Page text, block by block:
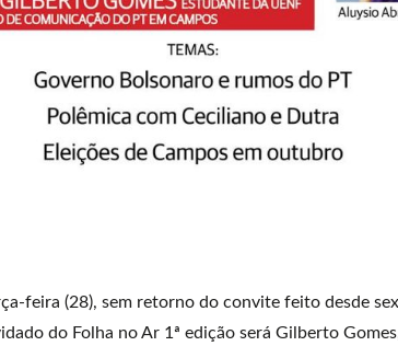
feira (28), sem retorno do convite feito desde
do Folha no Ar 1ª edição será Gilberto